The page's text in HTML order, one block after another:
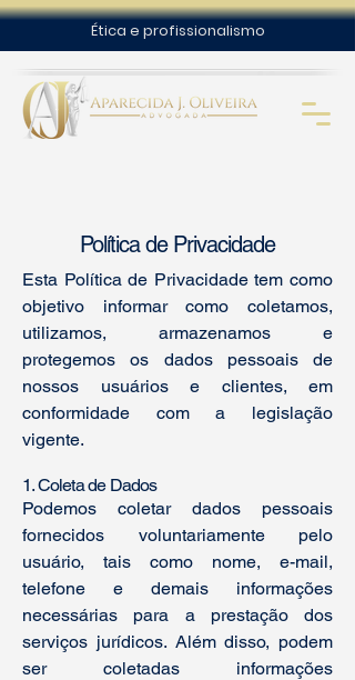
Ética e profissionalismo
Política de Privacidade
Esta Política de Privacidade tem como
objetivo informar como coletamos,
utilizamos, armazenamos e
protegemos os dados pessoais de
nossos usuários e clientes, em
conformidade com a legislação
vigente.
1. Coleta de Dados
Podemos coletar dados pessoais
fornecidos voluntariamente pelo
usuário, tais como nome, e-mail,
telefone e demais informações
necessárias para a prestação dos
serviços jurídicos. Além disso, podem
ser coletadas informações